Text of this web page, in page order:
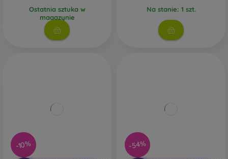
Ostatnia sztuka w
magazynie
Na stanie: 1 szt.
-10% -54%